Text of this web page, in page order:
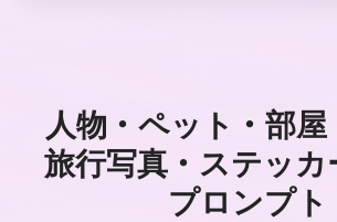
人物・ペット・部屋
旅行写真・ステッカ
プロンプト